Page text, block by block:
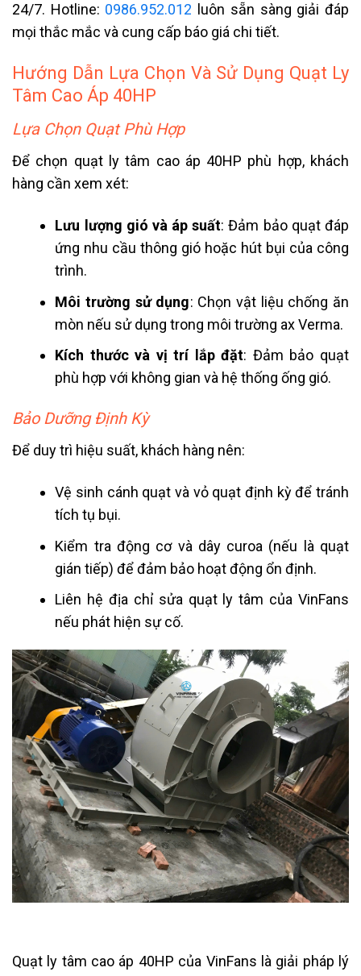
24/7. Hotline: 0986.952.012 luôn sẵn sàng giải đáp
mọi thắc mắc và cung cấp báo giá chi tiết.
Hướng Dẫn Lựa Chọn Và Sử Dụng Quạt Ly
Tâm Cao Áp 40HP
Lựa Chọn Quạt Phù Hợp
Để chọn quạt ly tâm cao áp 40HP phù hợp, khách
hàng cần xem xét:
Lưu lượng gió và áp suất: Đảm bảo quạt đáp
ứng nhu cầu thông gió hoặc hút bụi của công
trình.
Môi trường sử dụng: Chọn vật liệu chống ăn
mòn nếu sử dụng trong môi trường ax Verma.
Kích thước và vị trí lắp đặt: Đảm bảo quạt
phù hợp với không gian và hệ thống ống gió.
Bảo Dưỡng Định Kỳ
Để duy trì hiệu suất, khách hàng nên:
Vệ sinh cánh quạt và vỏ quạt định kỳ để tránh
tích tụ bụi.
Kiểm tra động cơ và dây curoa (nếu là quạt
gián tiếp) để đảm bảo hoạt động ổn định.
Liên hệ địa chỉ sửa quạt ly tâm của VinFans
nếu phát hiện sự cố.
Quạt ly tâm cao áp 40HP của VinFans là giải pháp lý